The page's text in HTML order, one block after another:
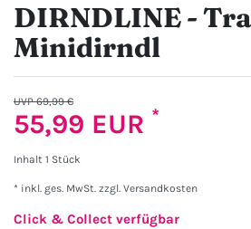
DIRNDLINE -
Minidirndl
UVP 69,99 €
55,99 EUR *
Inhalt 1 Stück
* inkl. ges. MwSt. zzgl. Versandkosten
Click & Collect verfügbar